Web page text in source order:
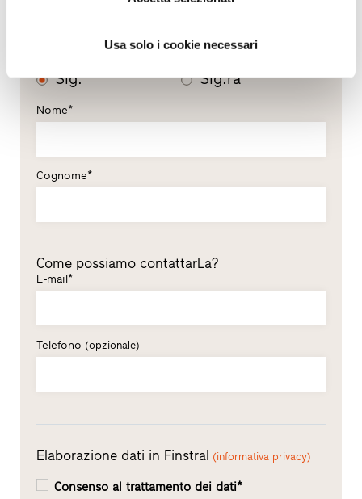
Usa solo i cookie necessari*Campi obbligatori
Sig. Sig.ra
Nome*
Cognome*
Come possiamo contattarLa?
E-mail*
Telefono (opzionale)
Elaborazione dati in Finstral (informativa privacy)
Consenso al trattamento dei dati*